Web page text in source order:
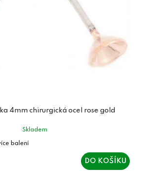
4mm chirurgická ocel rose gold
Skladem
DO KOŠÍKU